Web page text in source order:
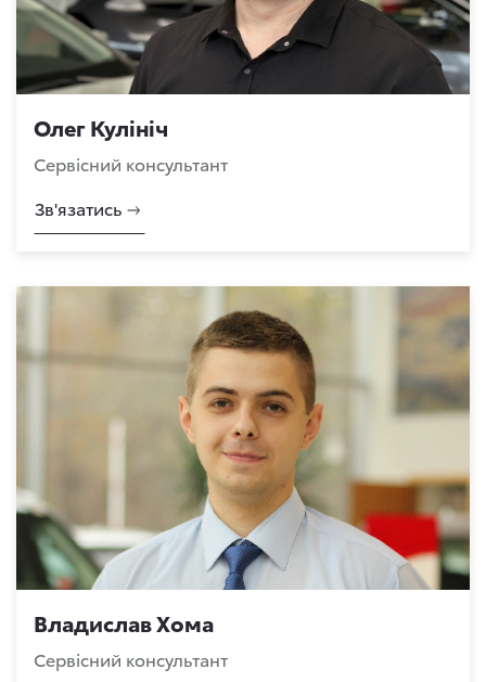
Олег Кулініч
Сервісний консультант
Зв'язатись
Владислав Хома
Сервісний консультант